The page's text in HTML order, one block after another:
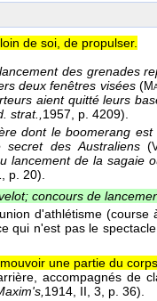
de soi, de propulser.
des grenades
deux fenêtres visées (
aient quitté leurs
strat., 1957 , p. 4209).
dont le boomerang
secret des Australiens(
lancement de la sagaie
, p. 20).
concours de
d'athlétisme (course
qui n'est pas le
une partie du
accompagnés de
1914, II, 3, p. 36).